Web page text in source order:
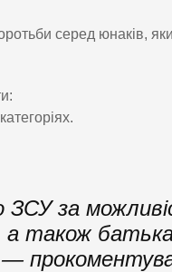
серед юнаків,
ЗСУ за
а також
—